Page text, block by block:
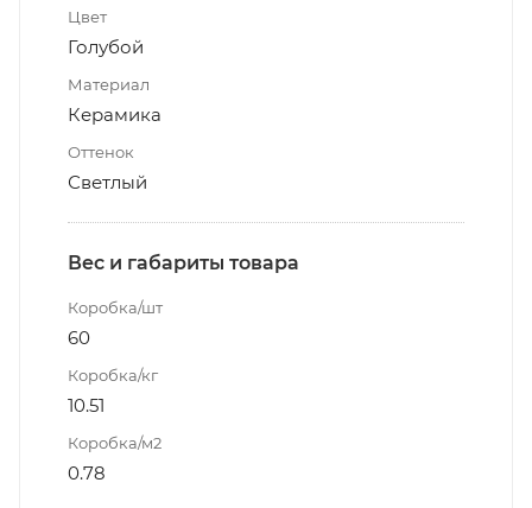
Цвет
Голубой
Материал
Керамика
Оттенок
Светлый
Вес и габариты товара
Коробка/шт
60
Коробка/кг
10.51
Коробка/м2
0.78